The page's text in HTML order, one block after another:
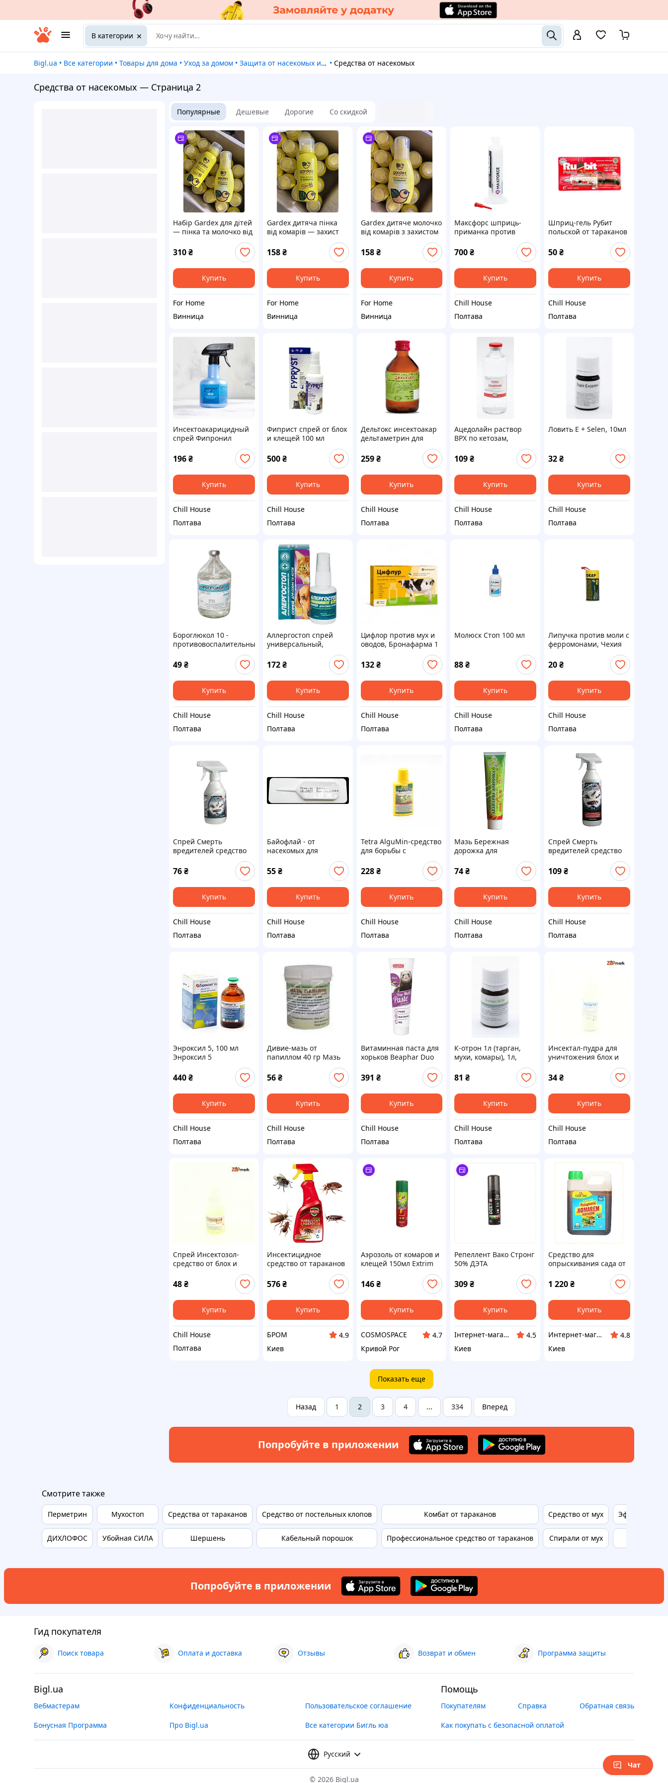
В категории
Bigl.ua • Все категории • Товары для дома • Уход за домом • Защита от насекомых и грызунов • Средства от насекомых
Средства от насекомых — Страница 2
Популярные Дешевые Дорогие Со скидкой
Набір Gardex для дітей
— пінка та молочко від
комарів з захистом від
сонця
310₴
Купить
For Home
Винница
Gardex дитяча пінка
від комарів — захист
158₴
Купить
For Home
Винница
Gardex дитяче молочко
від комарів з захистом
158 ₴
Купить
For Home
Винница
Максфорс шприць-
приманка против
700₴
Купить
Chill House
Полтава
Шприц-гель Рубит
польской от тараканов
50₴
Купить
Chill House
Полтава
Инсектоакарицидный
спрей Фипронил
(фипронил) от блох и
клещей наружный. 250
мл. Ваниль
196₴
Купить
Chill House
Полтава
Фиприст спрей от блох
и клещей 100 мл
500₴
Купить
Chill House
Полтава
Дельтокс инсектоакар
дельтаметрин для
води 100 мл
259 ₴
Купить
Chill House
Полтава
Ацедолайн раствор
ВРХ по кетозам,
250мл Украина
109₴
Купить
Chill House
Полтава
Ловить E + Selen, 10мл
32₴
Купить
Chill House
Полтава
Бороглюкол 10 -
противовоспалительный
49₴
Купить
Chill House
Полтава
Аллергостоп спрей
универсальный,
172₴
Купить
Chill House
Полтава
Цифлор против мух и
оводов, Бронафарма 1
упаковка по 4 шт 10 мл
132 ₴
Купить
Chill House
Полтава
Молюск Стоп 100 мл
88₴
Купить
Chill House
Полтава
Липучка против моли с
ферромонами, Чехия
20₴
Купить
Chill House
Полтава
Спрей Смерть
вредителей средство
ползающих насекомых
250 мл
76₴
Купить
Chill House
Полтава
Байофлай - от
насекомых для
скота 500 мл
55₴
Купить
Chill House
Полтава
Tetra AlguMin-средство
для борьбы с
водорослями 100 мл
228 ₴
Купить
Chill House
Полтава
Мазь Бережная
дорожка для
профилактики смазки
100гр. АгроЗОВэт
74₴
Купить
Chill House
Полтава
Спрей Смерть
вредителей средство
ползающих насекомых
500 мл
109₴
Купить
Chill House
Полтава
Энроксил 5, 100 мл
Энроксил 5
440₴
Купить
Chill House
Полтава
Дивие-мазь от
папиллом 40 гр Мазь
56₴
Купить
Chill House
Полтава
Витаминная паста для
хорьков Beaphar Duo
Active, 100 г Beaphar
Duo Актив для хорьков
100г 15367
391 ₴
Купить
Chill House
Полтава
К-отрон 1л (тарган,
мухи, комары), 1л,
Байер Каотрин 10 мл,
Байер
81 ₴
Купить
Chill House
Полтава
Инсектал-пудра для
уничтожения блох и
клещей 45 г Инсектал
пудра против блох 45
гр
34₴
Купить
Chill House
Полтава
Спрей Инсектозол-
средство от блох и
48₴
Купить
Chill House
Полтава
Инсектицидное
средство от тараканов
576₴
Купить
БРОМ
4.9
Киев
Аэрозоль от комаров и
клещей 150мл Extrim
SUPER
146 ₴
Купить
COSMOSPACE
4.7
Кривой Рог
Репеллент Вако Стронг
50% ДЭТА
максимальная защита
80 мл, 87X15C097
309₴
Купить
Інтернет-магазин GoodBuy
4.5
Киев
Средство для
опрыскивания сада от
Dom 950 мл,
8603PEK726
1 220₴
Купить
Интернет-магазин TVOЁ
4.8
Киев
Показать еще
Назад 1 2 3 4 ... 334 Вперед
Попробуйте в приложении
Смотрите также
Перметрин
ДИХЛОФОС
Мухостоп
Убойная СИЛА
Средства от тараканов
Шершень
Средство от постельных клопов
Кабельный порошок
Комбат от тараканов
Профессиональное средство от тараканов
Средство от мух
Спирали от мух
Эффективное
Попробуйте в приложении
Гид покупателя
Поиск товара Оплата и доставка Отзывы Возврат и обмен Программа защиты
Bigl.ua
Вебмастерам Конфиденциальность Пользовательское соглашение
Бонусная Программа Про Bigl.ua Все категории Бигль юа
Помощь
Покупателям Справка Обратная связь
Как покупать с безопасной оплатой
Русский
© 2026 Bigl.ua
Чат